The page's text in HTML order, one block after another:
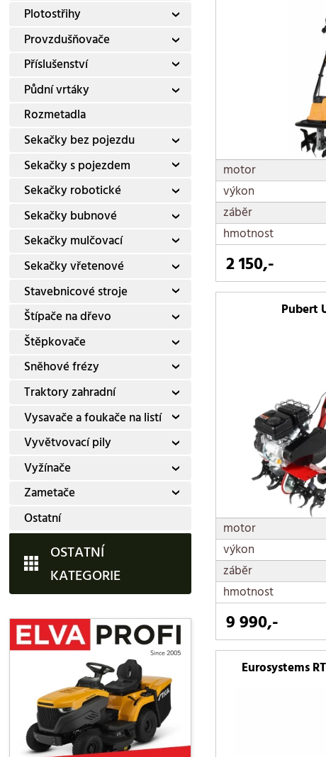
Plotostřihy
Provzdušňovače
Příslušenství
Půdní vrtáky
Rozmetadla
Sekačky bez pojezdu
Sekačky s pojezdem
Sekačky robotické
Sekačky bubnové
Sekačky mulčovací
Sekačky vřetenové
Stavebnicové stroje
Štípače na dřevo
Štěpkovače
Sněhové frézy
Traktory zahradní
Vysavače a foukače na listí
Vyvětvovací pily
Vyžínače
Zametače
Ostatní
OSTATNÍ
KATEGORIE
motor
výkon
záběr
hmotnost
2 150,-
Pubert
motor
výkon
záběr
hmotnost
9 990,-
Eurosystems